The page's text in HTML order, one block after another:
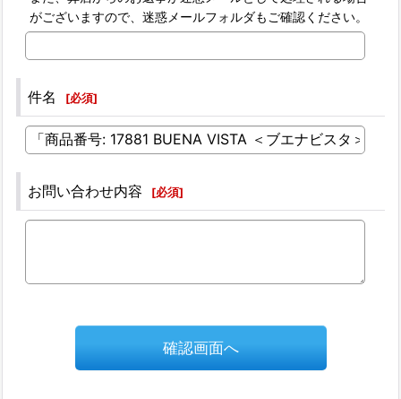
がございますので、迷惑メールフォルダもご確認ください。
件名 [必須]
お問い合わせ内容 [必須]
確認画面へ